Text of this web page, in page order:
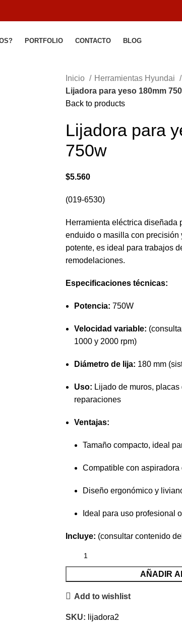
PORTFOLIO CONTACTO BLOG
Inicio
Herramientas Hyundai
Lijadora para yeso 180mm
Back to products
Lijadora para
750w
$5.560
(019-6530)
Herramienta eléctrica diseñada
enduido o masilla con
potente, es ideal para trabajos
remodelaciones.
Especificaciones técnicas:
Potencia: 750W
Velocidad variable:
1000 y 2000 rpm)
Diámetro de lija: 180 mm
Uso: Lijado de muros,
reparaciones
Ventajas:
Tamaño compacto, ideal
Compatible con aspiradora
Diseño ergonómico y
Ideal para uso profesional
Incluye: (consultar contenido
AÑADIR
Add to wishlist
SKU: lijadora2